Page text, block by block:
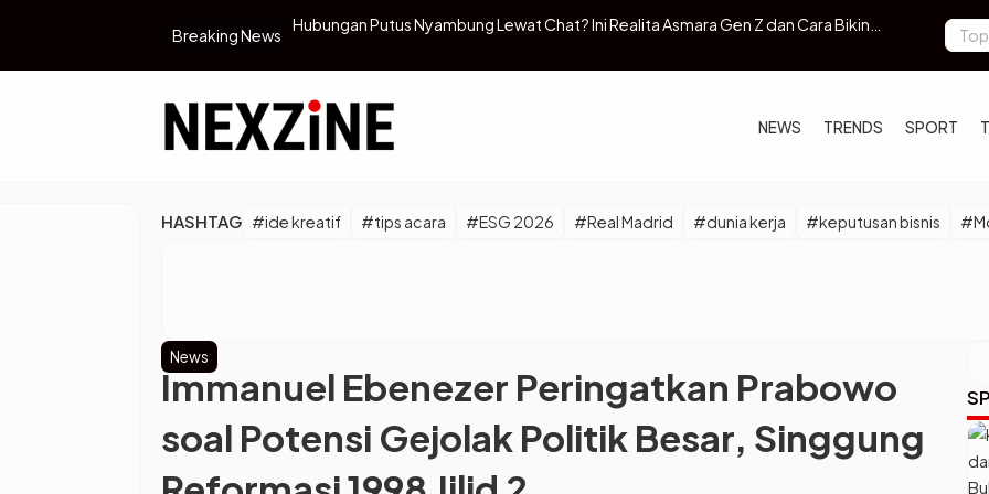
Breaking News
Real Madrid Libas Levante 4-1, Mbappe Borong Dua Gol dan Vinicius Jr Buka Pesta
Slank Rilis
Netizen
NEWS TRENDS SPORT
HASHTAG #ide kreatif #tips acara #ESG 2026 #Real Madrid #dunia kerja #keputusan bisnis
News
Immanuel Ebenezer Peringatkan Prabowo
soal Potensi Gejolak Politik Besar, Singgung